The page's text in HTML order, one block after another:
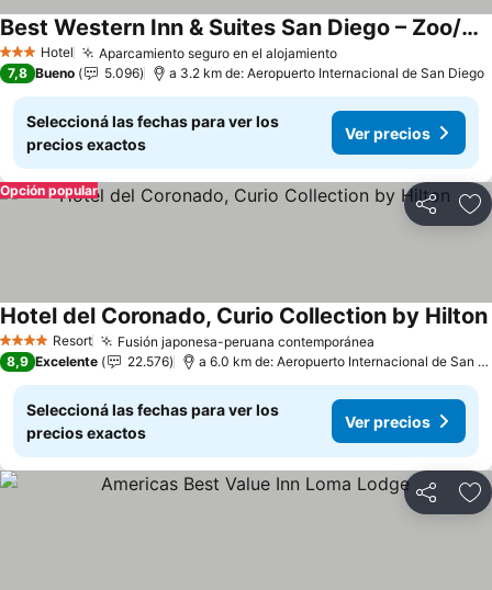
3 Estrellas
Hotel Aparcamiento seguro en el alojamientoVer precios
Best Western Inn & Suites San Diego – Zoo/SeaWorld Area
Ver precios
7,8 Bueno 5.096 a 3.2 km de: Aeropuerto Internacional de San Diego
Seleccioná las fechas para ver los
precios exactos
Ver precios
Compartir
Opción popular
4 EstrellasResort Fusión japonesa-peruana contemporánea
Hotel del Coronado, Curio Collection by Hilton
8,9 Excelente 22.576 a 6.0 km de: Aeropuerto Internacional de San
Seleccioná las fechas para ver los
precios exactos
Ver precios
Compartir